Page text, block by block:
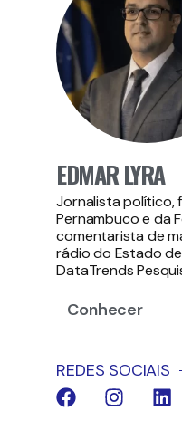
EDMAR LYRA
Jornalista político,
Pernambuco e da
comentarista de
rádio do Estado
DataTrends
Conhecer
REDES SOCIAIS